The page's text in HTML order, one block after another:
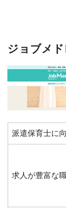
ジョブメ
派遣保育士に
求人が豊富な